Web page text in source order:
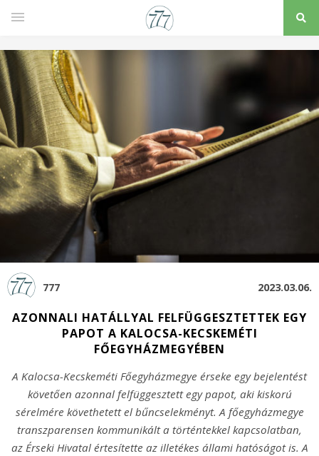
777 2023.03.06.
AZONNALI HATÁLLYAL FELFÜGGESZTETTEK EGY
PAPOT A KALOCSA-KECSKEMÉTI
FŐEGYHÁZMEGYÉBEN
A Kalocsa-Kecskeméti Főegyházmegye érseke egy bejelentést
követően azonnal felfüggesztett egy papot, aki kiskorú
sérelmére követhetett el bűncselekményt. A főegyházmegye
transzparensen kommunikált a történtekkel kapcsolatban,
az Érseki Hivatal értesítette az illetékes állami hatóságot is. A